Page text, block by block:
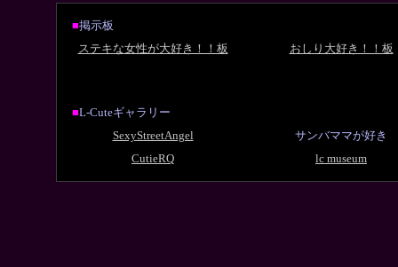
■掲示板
ステキな女性が大好き！！板
おしり大好き！！板
■L-Cuteギャラリー
SexyStreetAngel
サンバママが好き
CutieRQ
lc museum